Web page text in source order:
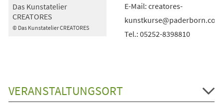
© Das Kunstatelier CREATORES
Das Kunstatelier
CREATORES
E-Mail: creatores-
kunstkurse@paderborn.com
Tel.: 05252-8398810
VERANSTALTUNGSORT